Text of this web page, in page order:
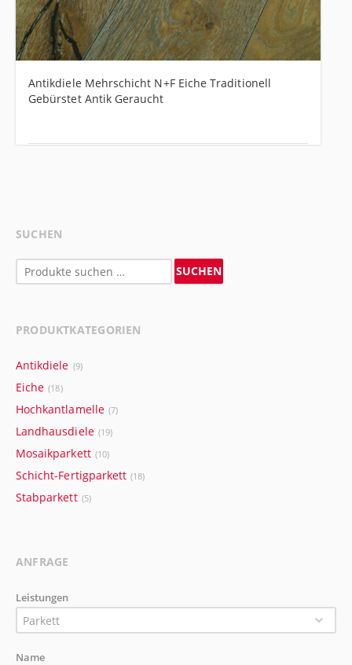
Antikdiele Mehrschicht N+F Eiche Traditionell
Gebürstet Antik Geraucht
SUCHEN
Suchen
nach:
SUCHEN
PRODUKTKATEGORIEN
Antikdiele (9)
Eiche (18)
Hochkantlamelle (7)
Landhausdiele (19)
Mosaikparkett (10)
Schicht-Fertigparkett (18)
Stabparkett (5)
ANFRAGE
Leistungen
Parkett
Name